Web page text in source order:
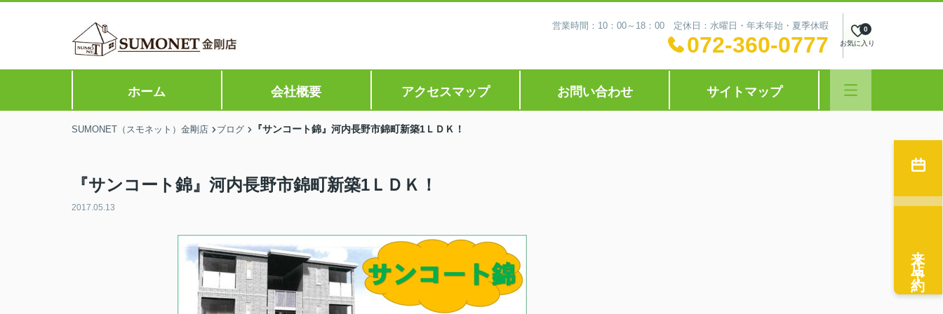
営業時間：10：00～18：00 定休日：水曜日・年末年始・夏季休暇
072-360-0777 お気に入り
0
ホーム 会社概要 アクセスマップ お問い合わせ サイトマップ
SUMONET（スモネット）金剛店 ブログ 『サンコート錦』河内長野市錦町新築1ＬＤＫ！
『サンコート錦』河内長野市錦町新築1ＬＤＫ！
2017.05.13
来店予約